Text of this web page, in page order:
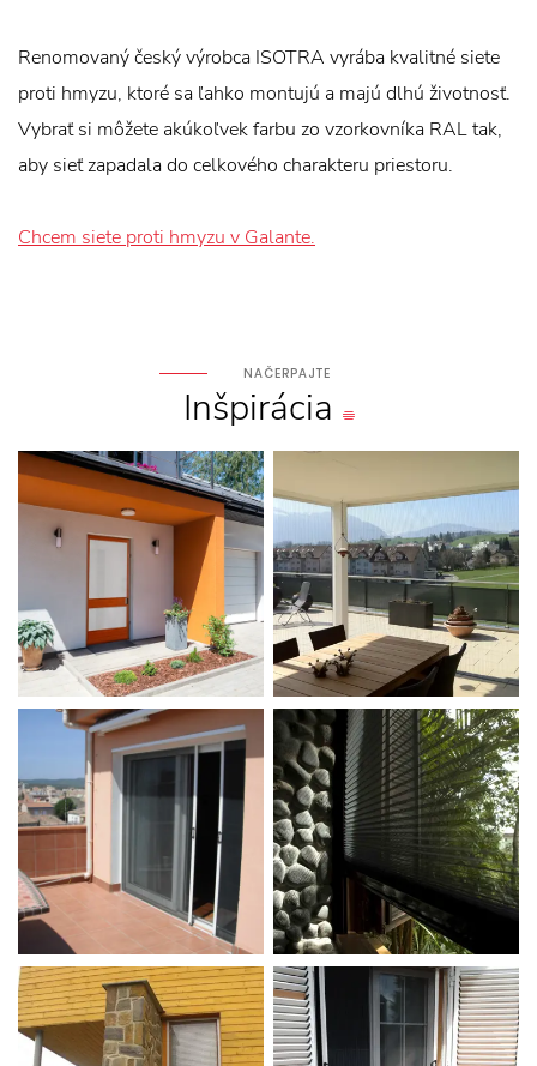
Renomovaný český výrobca ISOTRA vyrába kvalitné siete
proti hmyzu, ktoré sa ľahko montujú a majú dlhú životnosť.
Vybrať si môžete akúkoľvek farbu zo vzorkovníka RAL tak,
aby sieť zapadala do celkového charakteru priestoru.
Chcem siete proti hmyzu v Galante.
NAČERPAJTE
Inšpirácia